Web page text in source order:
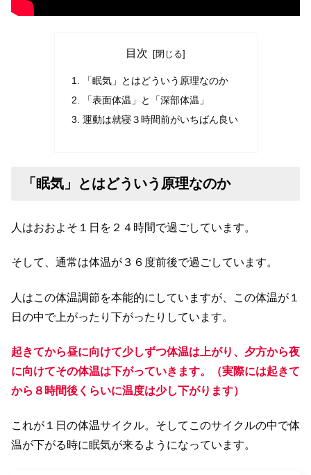
目次
「眠気」とはどういう原理なのか
「表面体温」と「深部体温」
運動は就寝３時間前がいちばん良い
「眠気」とはどういう原理なのか
人はおおよそ１日を２４時間で過ごしています。
そして、通常は体温が３６度前後で過ごしています。
人はこの体温調節を本能的にしていますが、この体温が１
日の中で上がったり下がったりしています。
起きてから昼に向けて少しずつ体温は上がり、夕方から夜
に向けてその体温は下がっていきます。（実際には起きて
から８時間後くらいに温度は少し下がります）
これが１日の体温サイクル。そしてこのサイクルの中で体
温が下がる時に眠気が来るようになっています。